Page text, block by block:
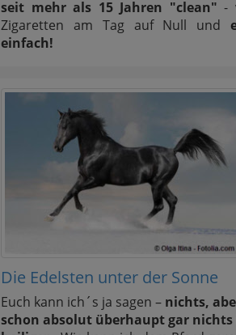
seit mehr als 15 Jahren "clean" -
Zigaretten am Tag auf Null und
einfach!
Die Edelsten unter der Sonne
Euch kann ich´s ja sagen – nichts,
schon absolut überhaupt gar